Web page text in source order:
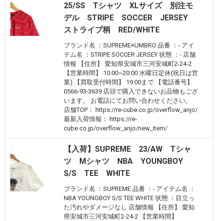
25/SS Tシャツ XLサイズ 別注モ
デル STRIPE SOCCER JERSEY
ストライプ柄 RED/WHITE
ブランド名 ：SUPREME×UMBRO 品番 ：- アイ
テム名 ：STRIPE SOCCER JERSEY 状態 ：- 店舗
情報 【住所】 愛知県安城市三河安城町2-24-2
【営業時間】 10:00~20:00 水曜日定休(祝日は営
業) 【買取受付時間】 19:00まで 【電話番号】
0566-93-3639 店頭で購入できないお品物もござ
います。 お電話にてお問い合わせください。
店舗TOP： https://re-cube.co.jp/overflow_anjo/
最新入荷情報： https://re-
cube.co.jp/overflow_anjo/new_item/
【入荷】SUPREME 23/AW Tシャ
ツ Mシャツ NBA YOUNGBOY
S/S TEE WHITE
ブランド名 ：SUPREME 品番 ：‐ アイテム名 ：
NBA YOUNGBOY S/S TEE WHITE 状態 ：目立っ
た汚れやダメージなし 店舗情報 【住所】 愛知
県安城市三河安城町2-24-2 【営業時間】